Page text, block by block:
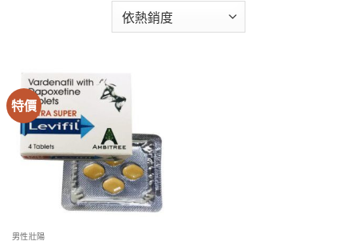
特價
男性壯陽